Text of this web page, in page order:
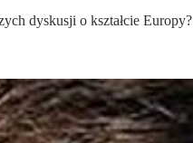
dyskusji o kształcie Europy?